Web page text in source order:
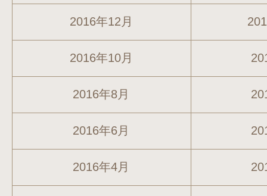
2016年12月
2016年10月
2016年8月
2016年6月
2016年4月